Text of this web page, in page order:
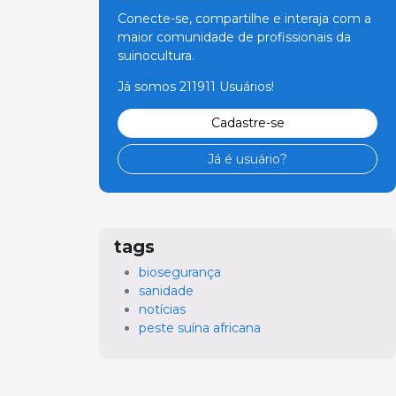
Conecte-se, compartilhe e interaja com a
maior comunidade de profissionais da
suinocultura.
Já somos 211911 Usuários!
Cadastre-se
Já é usuário?
tags
biosegurança
sanidade
notícias
peste suína africana